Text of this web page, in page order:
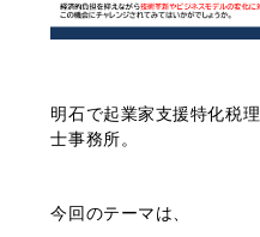
明石で起業家支援特化税
士事務所。
今回のテーマは、